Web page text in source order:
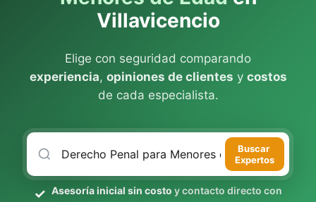
Villavicencio
Elige con seguridad comparando
experiencia, opiniones de clientes y costos
de cada especialista.
Buscar
Expertos
Asesoría inicial sin costo y contacto directo con